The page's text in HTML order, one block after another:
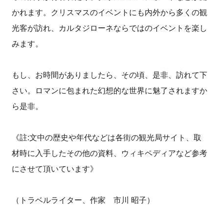
かれます。クリスマスのイベントにも内外から多くの観
光客が訪れ、カルタジローネならではのイベントを楽し
みます。
もし、お時間がありましたら、その頃、是非、訪れて下
さい。ロマンに包まれた幻想的な世界に魅了されますか
ら是非。
《註:文中の歴史や年代などは各街の観光局サイト、取
材時に入手したその他の資料、ウィキペディアなど参考
にさせて頂いています》
（トラベルライター、作家 市川 昭子）